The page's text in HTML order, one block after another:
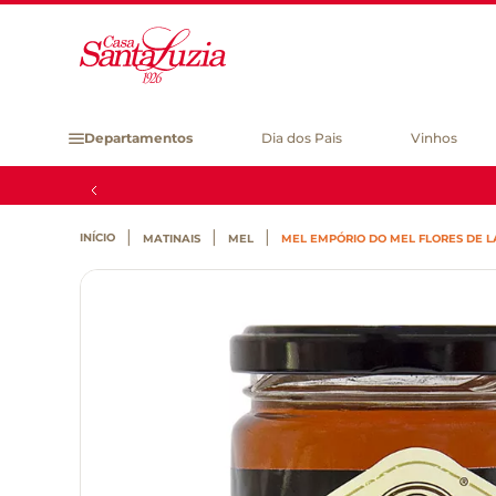
Departamentos Dia dos Pais Vinhos
MATINAIS MEL MEL EMPÓRIO DO MEL FLORES DE